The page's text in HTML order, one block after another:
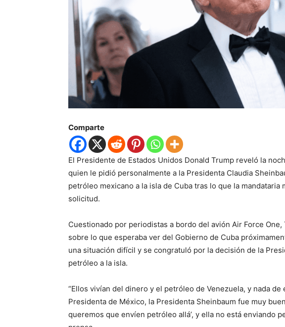
Comparte
El Presidente de Estados Unidos Donald Trump reveló la
quien le pidió personalmente a la Presidenta Claudia
petróleo mexicano a la isla de Cuba tras lo que la
solicitud.
Cuestionado por periodistas a bordo del avión Air Force
sobre lo que esperaba ver del Gobierno de Cuba
una situación difícil y se congratuló por la decisión de la
petróleo a la isla.
“Ellos vivían del dinero y el petróleo de Venezuela, y nada
Presidenta de México, la Presidenta Sheinbaum fue muy
queremos que envíen petróleo allá’, y ella no está enviando